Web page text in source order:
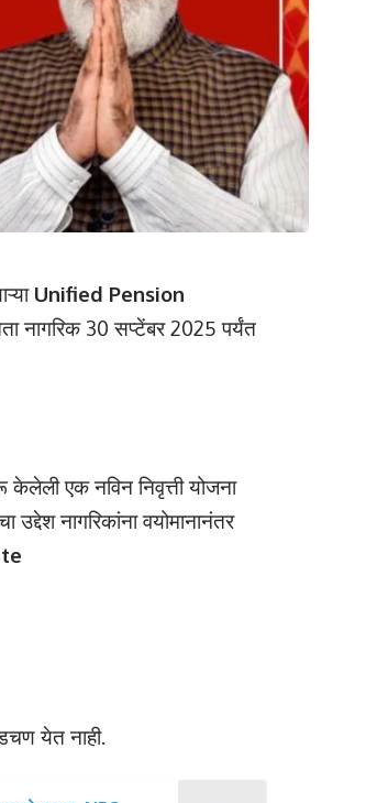
Unified Pension
नागरिक 30 सप्टेंबर 2025 पर्यंत
केलेली एक नविन निवृत्ती योजना
नागरिकांना वयोमानानंतर
येत नाही.